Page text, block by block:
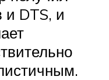
и DTS, и